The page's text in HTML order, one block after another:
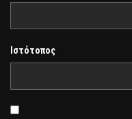
Ιστότοπος